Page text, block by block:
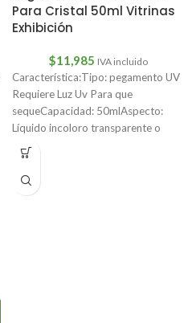
Para Cristal 50ml Vitrinas
Exhibición
$11,985 IVA incluido
Característica:Tipo: pegamento UV
Requiere Luz Uv Para que
sequeCapacidad: 50mlAspecto:
Líquido incoloro transparente o
amarillo claroViscosidad cps: